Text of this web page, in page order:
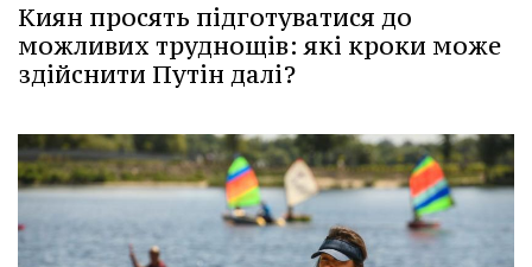
Киян просять підготуватися до
можливих труднощів: які кроки може
здійснити Путін далі?